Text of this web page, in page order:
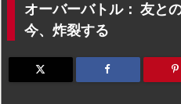
オーバーバトル： 友と
今、炸裂する